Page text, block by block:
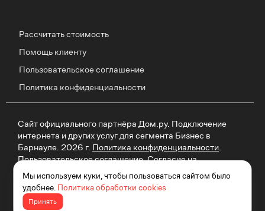
Рассчитать стоимость
Помощь клиенту
Пользовательское соглашение
Политика конфиденциальности
Сайт официального партнёра Дом.ру. Подключение
интернета и других услуг для сегмента Бизнес в
Барнауле. 2026 г. Политика конфиденциальности
Пользовательское соглашение.Согласие на
рекламу
Политика обработки cookie
. Отписаться от
получения информационных рассылок от данного
ресурса можно настранице.
Мы используем куки, чтобы пользоваться сайтом было
удобнее. Политика обработки cookies
Принять